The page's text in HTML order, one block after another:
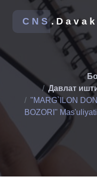
CNS
Давлат
"MARG`ILON
BOZORI"